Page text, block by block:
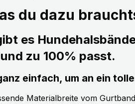
du dazu
es
zu 100% passt.
einfach, um an ein
Materialbreite vom